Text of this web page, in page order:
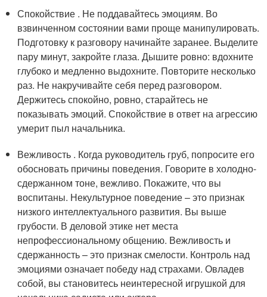
Спокойствие . Не поддавайтесь эмоциям. Во
взвинченном состоянии вами проще манипулировать.
Подготовку к разговору начинайте заранее. Выделите
пару минут, закройте глаза. Дышите ровно: вдохните
глубоко и медленно выдохните. Повторите несколько
раз. Не накручивайте себя перед разговором.
Держитесь спокойно, ровно, старайтесь не
показывать эмоций. Спокойствие в ответ на агрессию
умерит пыл начальника.
Вежливость . Когда руководитель груб, попросите его
обосновать причины поведения. Говорите в холодно-
сдержанном тоне, вежливо. Покажите, что вы
воспитаны. Некультурное поведение – это признак
низкого интеллектуального развития. Вы выше
грубости. В деловой этике нет места
непрофессиональному общению. Вежливость и
сдержанность – это признак смелости. Контроль над
эмоциями означает победу над страхами. Овладев
собой, вы становитесь неинтересной игрушкой для